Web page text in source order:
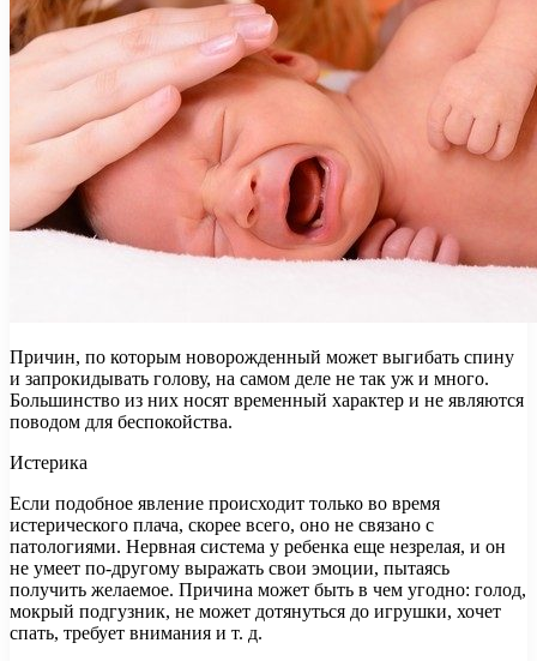
Причин, по которым новорожденный может выгибать спину
и запрокидывать голову, на самом деле не так уж и много.
Большинство из них носят временный характер и не являются
поводом для беспокойства.
Истерика
Если подобное явление происходит только во время
истерического плача, скорее всего, оно не связано с
патологиями. Нервная система у ребенка еще незрелая, и он
не умеет по-другому выражать свои эмоции, пытаясь
получить желаемое. Причина может быть в чем угодно: голод,
мокрый подгузник, не может дотянуться до игрушки, хочет
спать, требует внимания и т. д.